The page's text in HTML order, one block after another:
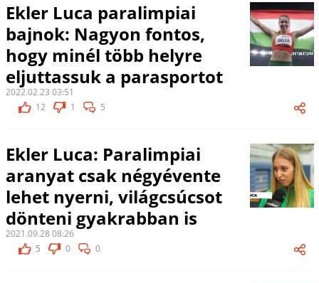
Ekler Luca paralimpiai
bajnok: Nagyon fontos,
hogy minél több helyre
eljuttassuk a parasportot
2022.02.23 03:51
12
1 5
Ekler Luca: Paralimpiai
aranyat csak négyévente
lehet nyerni, világcsúcsot
dönteni gyakrabban is
2021.09.28 08:26
5
0 0